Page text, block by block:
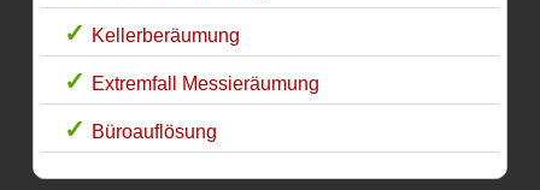
Kellerberäumung
Extremfall Messieräumung
Büroauflösung